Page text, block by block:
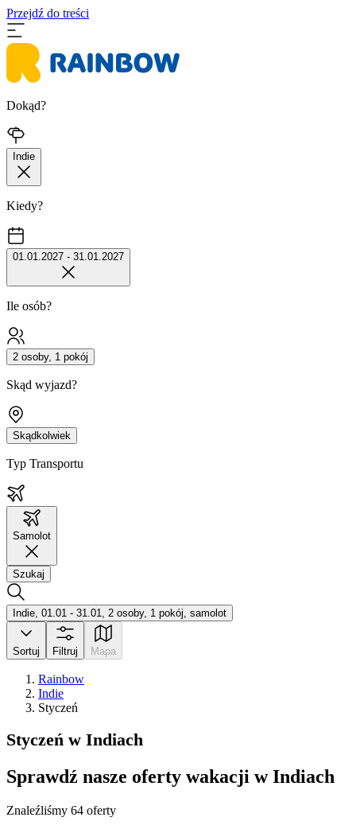
Przejdź do treści
Dokąd?
Indie
Kiedy?
01.01.2027 - 31.01.2027
Ile osób?
2 osoby, 1 pokój
Skąd wyjazd?
Skądkolwiek
Typ Transportu
Samolot
Szukaj
Indie, 01.01 - 31.01, 2 osoby, 1 pokój, samolot
Sortuj Filtruj Mapa
Rainbow
Indie
Styczeń
Styczeń w Indiach
Sprawdź nasze oferty wakacji w Indiach
Znaleźliśmy 64 oferty